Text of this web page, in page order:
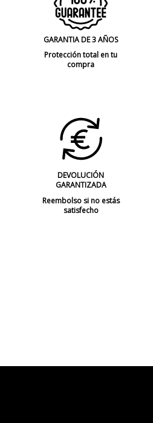
GARANTIA DE 3 AÑOS
Protección total en tu
compra
DEVOLUCIÓN
GARANTIZADA
Reembolso si no estás
satisfecho